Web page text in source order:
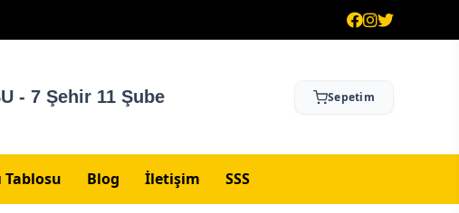
- 7 Şehir 11 Şube Sepetim
Tablosu Blog İletişim SSS